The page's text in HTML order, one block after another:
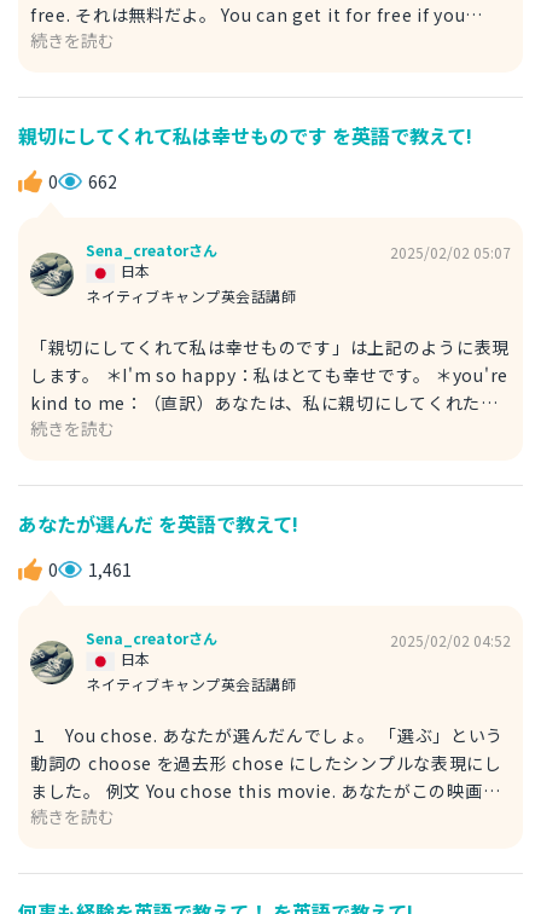
free. それは無料だよ。 You can get it for free if you
answer the questionnaire. アンケートに答えたら、無料
で ＊answer：答える ＊questionnaire：アンケート if〜
という構文で「もし〜したら」という仮定の文章を作りまし
た。「アンケート」は questionnaire ですが、「質問」と
いう英単語の question でも意味が通ります。 参考にして
続きを読む
親切にしてくれて私は幸せものです を英語で教えて!
0 662
Sena_creatorさん
ネイティブキャンプ英会話講師
日本
2025/02/02 05:07
「親切にしてくれて私は幸せものです」は上記のように表現
します。 ＊I'm so happy：私はとても幸せです。 ＊you're
kind to me：（直訳）あなたは、私に親切にしてくれた。
上記2つの表現を、理由を表す接続詞 because で繋げまし
so happy because you're kind to me. Thank you for
your time. 親切にしてくれて私は幸せものです。お時間、
ありがとうございました。 ＊thank you for 〜：〜してく
れてありがとうございます。 また、That's very kind of
みてください。
続きを読む
あなたが選んだ を英語で教えて!
0 1,461
Sena_creatorさん
ネイティブキャンプ英会話講師
日本
2025/02/02 04:52
１ You chose. あなたが選んだんでしょ。 「選ぶ」という
動詞の choose を過去形 chose にしたシンプルな表現にし
ました。 例文 You chose this movie. あなたがこの映画を
選んだんでしょ。 ２ It was your choice. あなたの選択で
という表現を使用しています。be 動詞を過去形にすること
で、過去にした選択肢のことを示しています。 例文 It was
続きを読む